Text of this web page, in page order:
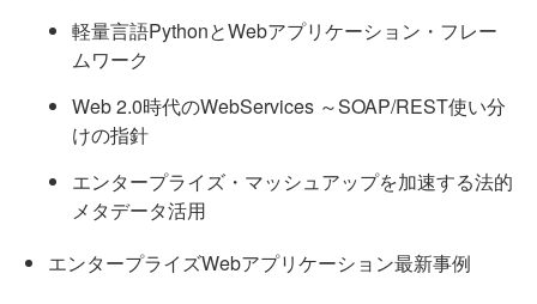
軽量言語PythonとWebアプリケーション・フレー
ムワーク
Web 2.0時代のWebServices ～SOAP/REST使い分
けの指針
エンタープライズ・マッシュアップを加速する法的
メタデータ活用
エンタープライズWebアプリケーション最新事例